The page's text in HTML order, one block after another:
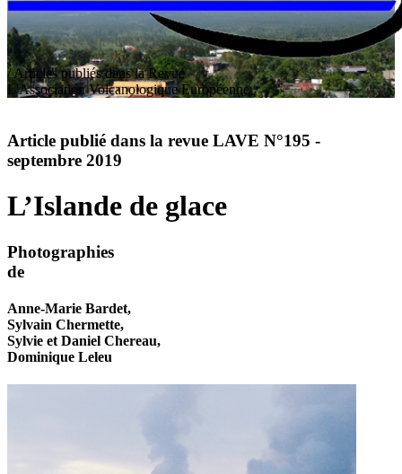
/ Articles publiés dans la Revue
L'AssociationVolcanologiqueEuropéenne
Article publié dans la revue LAVE N°195 -
septembre 2019
L’Islande de glace
Photographies
de
Anne-Marie Bardet,
Sylvain Chermette,
Sylvie et Daniel Chereau,
Dominique Leleu